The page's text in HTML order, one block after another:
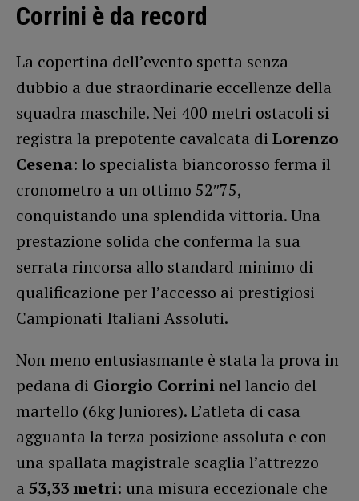
Corrini è da record
La copertina dell’evento spetta senza
dubbio a due straordinarie eccellenze della
squadra maschile. Nei 400 metri ostacoli si
registra la prepotente cavalcata di Lorenzo
Cesena: lo specialista biancorosso ferma il
cronometro a un ottimo 52″75,
conquistando una splendida vittoria. Una
prestazione solida che conferma la sua
serrata rincorsa allo standard minimo di
qualificazione per l’accesso ai prestigiosi
Campionati Italiani Assoluti.
Non meno entusiasmante è stata la prova in
pedana di Giorgio Corrini nel lancio del
martello (6kg Juniores). L’atleta di casa
agguanta la terza posizione assoluta e con
una spallata magistrale scaglia l’attrezzo
a 53,33 metri: una misura eccezionale che